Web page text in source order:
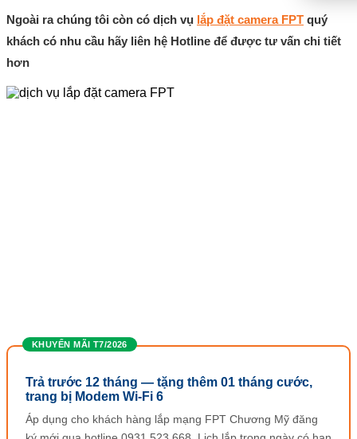
Ngoài ra chúng tôi còn có dịch vụ lắp đặt camera FPT quý
khách có nhu cầu hãy liên hệ Hotline để được tư vấn chi tiết
hơn
KHUYẾN MÃI T7/2026
Trả trước 12 tháng — tặng thêm 01 tháng cước,
trang bị Modem Wi-Fi 6
Áp dụng cho khách hàng lắp mạng FPT Chương Mỹ đăng